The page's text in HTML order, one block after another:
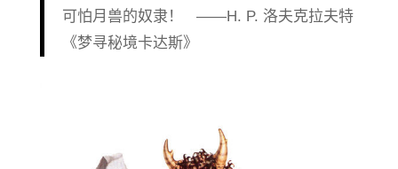
可怕月兽的奴隶！ ——H. P. 洛夫克拉夫特
《梦寻秘境卡达斯》